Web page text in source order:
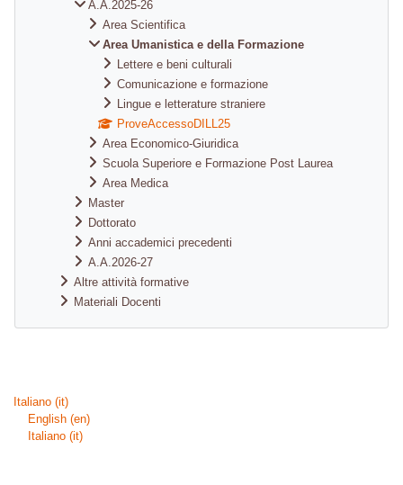
A.A.2025-26
Area Scientifica
Area Umanistica e della Formazione
Lettere e beni culturali
Comunicazione e formazione
Lingue e letterature straniere
ProveAccessoDILL25
Area Economico-Giuridica
Scuola Superiore e Formazione Post Laurea
Area Medica
Master
Dottorato
Anni accademici precedenti
A.A.2026-27
Altre attività formative
Materiali Docenti
Italiano ‎(it)‎
English ‎(en)‎
Italiano ‎(it)‎